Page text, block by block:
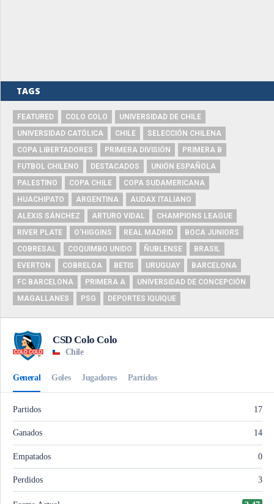
TAGS
FEATURED COLO COLO
UNIVERSIDAD DE CHILE
UNIVERSIDAD CATÓLICA
CHILE
SELECCIÓN CHILENA
COPA LIBERTADORES
PRIMERA DIVISIÓN
PRIMERA B
FUTBOL CHILENO
DESTACADOS
UNIÓN ESPAÑOLA
PALESTINO
COPA CHILE
COPA SUDAMERICANA
HUACHIPATO
ARGENTINA
AUDAX ITALIANO
ALEXIS SÁNCHEZ
ARTURO VIDAL
CHAMPIONS LEAGUE
RIVER PLATE
O'HIGGINS REAL MADRID
BOCA JUNIORS
COBRESAL
COQUIMBO UNIDO ÑUBLENSE
BRASIL
EVERTON
COBRELOA BETIS URUGUAY
BARCELONA
FC BARCELONA
PRIMERA A
UNIVERSIDAD DE CONCEPCIÓN
MAGALLANES
PSG DEPORTES IQUIQUE